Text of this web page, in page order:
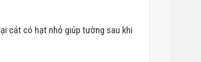
cát có hạt nhỏ giúp tường sau khi